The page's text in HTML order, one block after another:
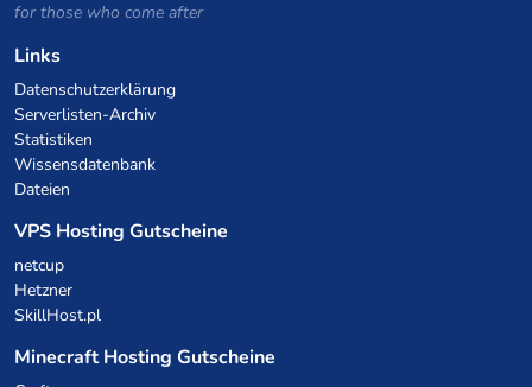
for those who come after
Links
Datenschutzerklärung
Serverlisten-Archiv
Statistiken
Wissensdatenbank
Dateien
VPS Hosting Gutscheine
netcup
Hetzner
SkillHost.pl
Minecraft Hosting Gutscheine